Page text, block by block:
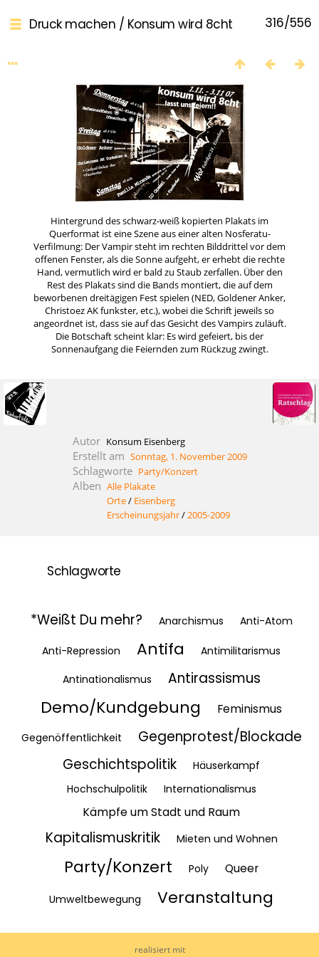
316/556
Druck machen / Konsum wird 8cht
Hintergrund des schwarz-weiß kopierten Plakats im
Querformat ist eine Szene aus einer alten Nosferatu-
Verfilmung: Der Vampir steht im rechten Bilddrittel vor dem
offenen Fenster, als die Sonne aufgeht, er erhebt die rechte
Hand, vermutlich wird er bald zu Staub zerfallen. Über den
Rest des Plakats sind die Bands montiert, die auf dem
beworbenen dreitägigen Fest spielen (NED, Goldener Anker,
Christoez AK funkster, etc.), wobei die Schrift jeweils so
angeordnet ist, dass sie auf das Gesicht des Vampirs zuläuft.
Die Botschaft scheint klar: Es wird gefeiert, bis der
Sonnenaufgang die Feiernden zum Rückzug zwingt.
Autor Konsum Eisenberg
Erstellt am Sonntag, 1. November 2009
Schlagworte Party/Konzert
Alben Alle Plakate
Orte/ Eisenberg
Erscheinungsjahr/2005-2009
Schlagworte
*Weißt Du mehr? Anarchismus Anti-Atom
Anti-Repression Antifa
Antimilitarismus
Antinationalismus
Antirassismus
Demo/Kundgebung Feminismus
Gegenöffentlichkeit
Gegenprotest/Blockade
Geschichtspolitik
Häuserkampf
Hochschulpolitik
Internationalismus
Kämpfe um Stadt und Raum
Kapitalismuskritik Mieten und Wohnen
Party/Konzert Poly Queer
Umweltbewegung Veranstaltung
realisiert mit